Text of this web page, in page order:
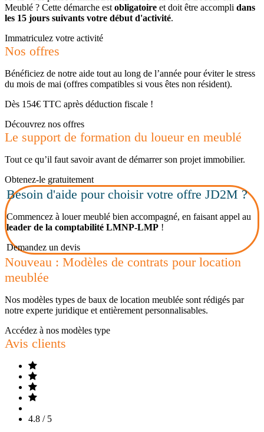
Meublé ? Cette démarche est obligatoire et doit être accompli dans
les 15 jours suivants votre début d'activité.
Immatriculez votre activité
Nos offres
Bénéficiez de notre aide tout au long de l’année pour éviter le stress
du mois de mai (offres compatibles si vous êtes non résident).
Dès 154€ TTC après déduction fiscale !
Découvrez nos offres
Le support de formation du loueur en meublé
Tout ce qu’il faut savoir avant de démarrer son projet immobilier.
Obtenez-le gratuitement
Besoin d'aide pour choisir votre offre JD2M ?
Commencez à louer meublé bien accompagné, en faisant appel au
leader de la comptabilité LMNP-LMP !
Demandez un devis
Nouveau : Modèles de contrats pour location
meublée
Nos modèles types de baux de location meublée sont rédigés par
notre experte juridique et entièrement personnalisables.
Accédez à nos modèles type
Avis clients
4.8 / 5